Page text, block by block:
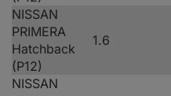
NISSAN
PRIMERA
Hatchback
(P12)
1.6
NISSAN